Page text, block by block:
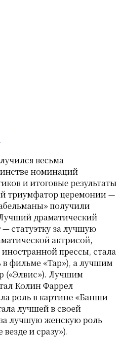
номинаций
и итоговые результаты
триумфатор церемонии —
получили
драматический
статуэтку за лучшую
актрисой,
прессы, стала
в фильме «Тар»), а лучшим
(«Элвис»). Лучшим
Колин Фаррел
роль в картине «Банши
лучшей в своей
лучшую женскую роль
и сразу»).